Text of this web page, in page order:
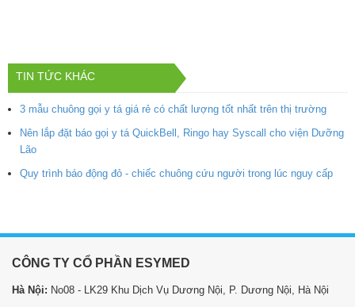
TIN TỨC KHÁC
3 mẫu chuông gọi y tá giá rẻ có chất lượng tốt nhất trên thị trường
Nên lắp đặt báo gọi y tá QuickBell, Ringo hay Syscall cho viện Dưỡng
Lão
Quy trình báo động đỏ - chiếc chuông cứu người trong lúc nguy cấp
CÔNG TY CỔ PHẦN ESYMED
Hà Nội: No08 - LK29 Khu Dịch Vụ Dương Nội, P. Dương Nội, Hà Nội